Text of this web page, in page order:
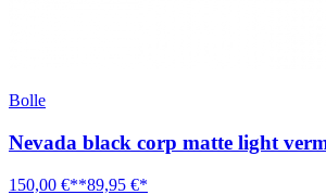
Bolle
Nevada black corp matte light
150,00 €**89,95 €*